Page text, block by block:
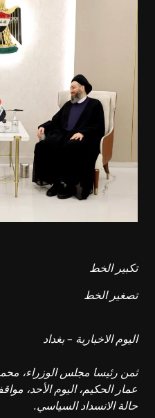
تكبير الخط
تصغير الخط
اليوم الاخبارية – بغداد
ثمن رئيسا مجلس الوزراء،
عمار الحكيم، اليوم الأحد،
حالة الانسداد السياسي.